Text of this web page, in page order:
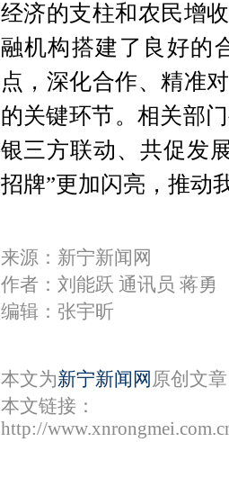
经济的支柱和农民增
融机构搭建了良好的
点，深化合作、精准
的关键环节。相关部
银三方联动、共促发
招牌”更加闪亮，推动
来源：新宁新闻网
作者：刘能跃 通讯员 蒋勇
编辑：张宇昕
本文为新宁新闻网 原创文
本文链接：
http://